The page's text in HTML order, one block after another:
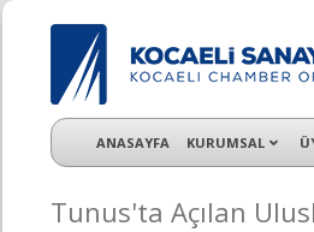
KSO 3500’ü aşkın sanayi
ANASAYFA KURUMSAL
Tunus'ta Açılan